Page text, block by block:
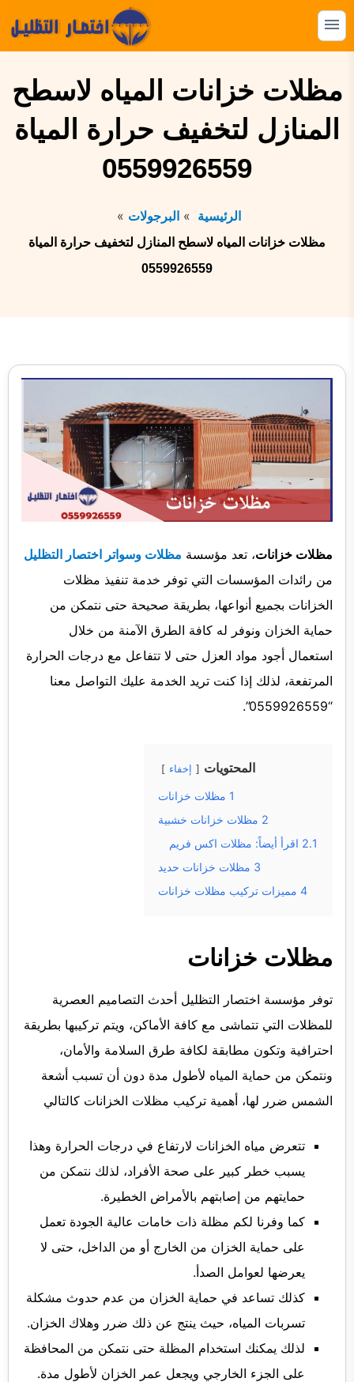
التجاوز
إلى القائمة
عن:
ابحث
المظلات
مظلات خزانات المياه لاسطح
المنازل لتخفيف حرارة المياة
0559926559
الرئيسية
البرجولات
مظلات خزانات المياه لاسطح المنازل لتخفيف حرارة المياة
0559926559
مظلات خزانات، تعد مؤسسة مظلات وسواتر اختصار التظليل
من رائدات المؤسسات التي توفر خدمة تنفيذ مظلات
الخزانات بجميع أنواعها، بطريقة صحيحة حتى نتمكن من
حماية الخزان ونوفر له كافة الطرق الآمنة من خلال
استعمال أجود مواد العزل حتى لا تتفاعل مع درجات الحرارة
المرتفعة، لذلك إذا كنت تريد الخدمة عليك التواصل معنا
“0559926559”.
المحتويات إخفاء
1 مظلات خزانات
2 مظلات خزانات خشبية
2.1 اقرأ أيضاً: مظلات اكس فريم
3 مظلات خزانات حديد
4 مميزات تركيب مظلات خزانات
مظلات خزانات
توفر مؤسسة اختصار التظليل أحدث التصاميم العصرية
للمظلات التي تتماشى مع كافة الأماكن، ويتم تركيبها بطريقة
احترافية وتكون مطابقة لكافة طرق السلامة والأمان،
ونتمكن من حماية المياه لأطول مدة دون أن تسبب أشعة
الشمس ضرر لها، أهمية تركيب مظلات الخزانات كالتالي
تتعرض مياه الخزانات لارتفاع في درجات الحرارة وهذا
يسبب خطر كبير على صحة الأفراد، لذلك نتمكن من
حمايتهم من إصابتهم بالأمراض الخطيرة.
كما وفرنا لكم مظلة ذات خامات عالية الجودة تعمل
على حماية الخزان من الخارج أو من الداخل، حتى لا
يعرضها لعوامل الصدأ.
كذلك تساعد في حماية الخزان من عدم حدوث مشكلة
تسربات المياه، حيث ينتج عن ذلك ضرر وهلاك الخزان.
لذلك يمكنك استخدام المظلة حتى نتمكن من المحافظة
على الجزء الخارجي ويجعل عمر الخزان لأطول مدة.